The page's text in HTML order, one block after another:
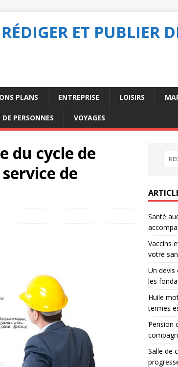
ET PUBLIER
PLANS ENTREPRISE LOISIRS
PERSONNES VOYAGES
du cycle de
de
Santé
Vaccins
votre
Un
les
Huile
termes
Pension
Salle de